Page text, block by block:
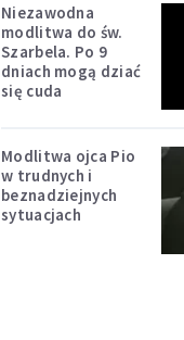
Niezawodna
modlitwa do św.
Szarbela. Po 9
dniach mogą dziać
się cuda
Modlitwa ojca Pio
w trudnych i
beznadziejnych
sytuacjach